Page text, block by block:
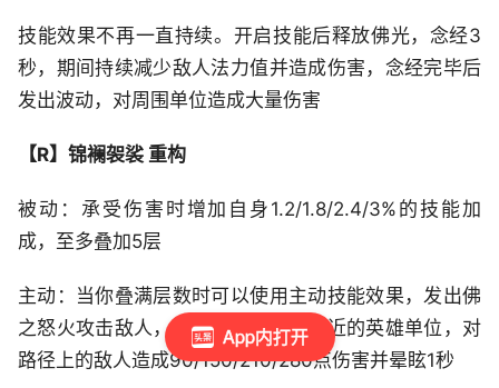
App内打开
技能效果不再一直持续。开启技能后释放佛光，念经3
秒，期间持续减少敌人法力值并造成伤害，念经完毕后
发出波动，对周围单位造成大量伤害
【R】锦襕袈裟 重构
被动：承受伤害时增加自身1.2/1.8/2.4/3%的技能加
成，至多叠加5层
主动：当你叠满层数时可以使用主动技能效果，发出佛
之怒火攻击敌人，怒火会自动追击最近的英雄单位，对
路径上的敌人造成90/150/210/280点伤害并晕眩1秒